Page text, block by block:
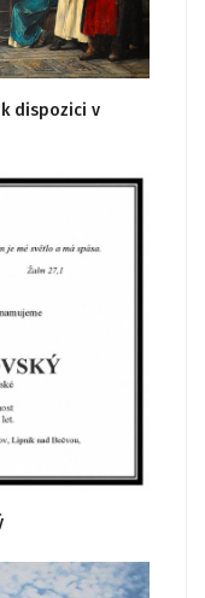
dispozici v